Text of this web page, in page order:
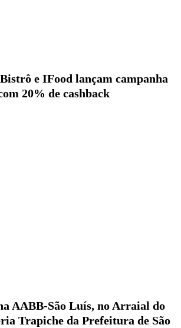
e IFood lançam campanha
20% de cashback
AABB-São Luís, no Arraial do
Trapiche da Prefeitura de São